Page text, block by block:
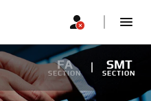
FA
SECTION
SMT
SECTION